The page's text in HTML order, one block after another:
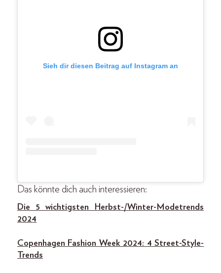
Sieh dir diesen Beitrag auf Instagram an
Das könnte dich auch interessieren:
Die 5 wichtigsten Herbst-/Winter-Modetrends
2024
Copenhagen Fashion Week 2024: 4 Street-Style-
Trends